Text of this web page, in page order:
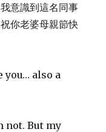
意識到這名同事
你老婆母親節快
you… also a
not. But my